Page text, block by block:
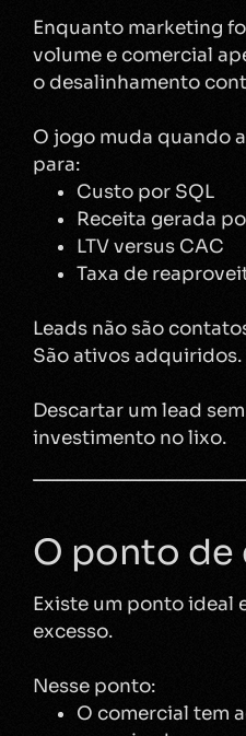
Enquanto marketing
volume e comercial
o desalinhamento
O jogo muda quando
para:
Custo por SQL
Receita gerada
LTV versus CAC
Taxa de
Leads não são
São ativos adquiridos.
Descartar um lead
investimento no lixo.
O ponto
Existe um ponto ideal
excesso.
Nesse ponto:
O comercial tem